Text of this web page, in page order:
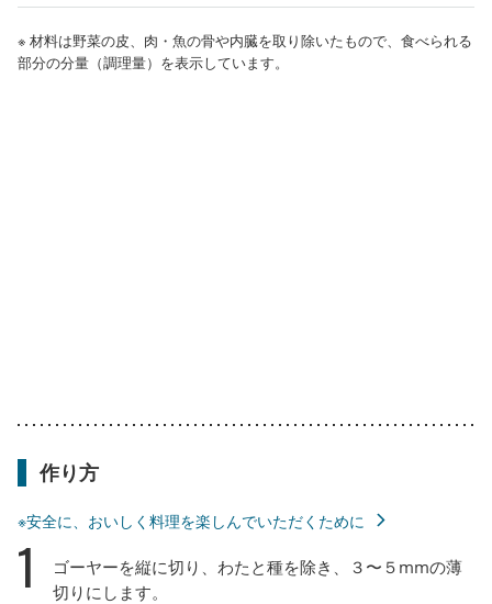
※ 材料は野菜の皮、肉・魚の骨や内臓を取り除いたもので、食べられる
部分の分量（調理量）を表示しています。
作り方
※安全に、おいしく料理を楽しんでいただくために
1
ゴーヤーを縦に切り、わたと種を除き、３〜５mmの薄
切りにします。